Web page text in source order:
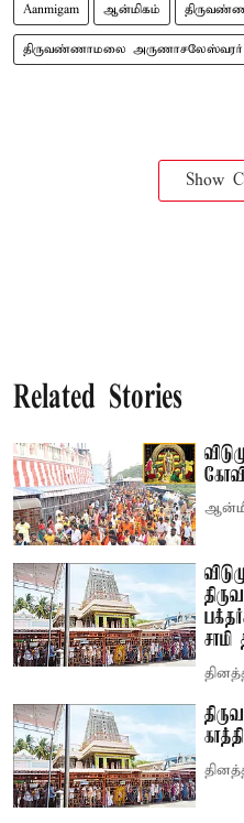
Aanmigam ஆன்மிகம்
திருவண்ணாமலை
Show
Related Stories
சாமி